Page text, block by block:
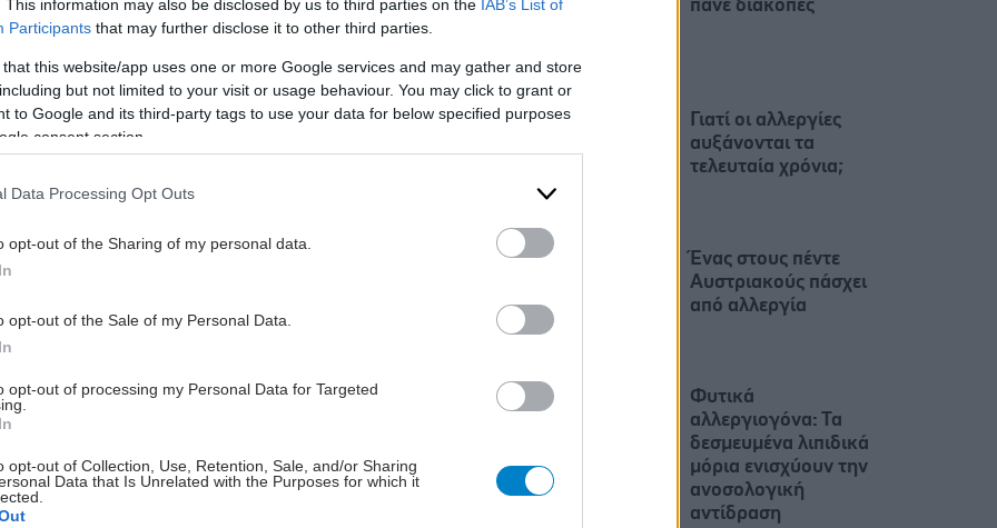
This information may also be disclosed by us to third parties on the IAB’s List of
Participants that may further disclose it to other third parties.
that this website/app uses one or more Google services and may gather and store
but not limited to your visit or usage behaviour. You may click to grant or
to Google and its third-party tags to use your data for below specified purposes
consent section.
Data Processing Opt Outs
opt-out of the Sharing of my personal data.
opt-out of the Sale of my Personal Data.
opt-out of processing my Personal Data for Targeted
opt-out of Collection, Use, Retention, Sale, and/or Sharing
Data that Is Unrelated with the Purposes for which it
υγειονομικής περίθαλψης να παρακολουθεί ένα
να χρησιμοποιεί το Omalizumab.
5.000 δολ. το μήνα για τους ενήλικες.
έχει ήδη εγκριθεί από τον FDA για τη
κνίδωσης και χρόνιας ρινοκολπίτιδας με
χορηγείται με ένεση κάθε δύο ή τέσσερις
ότι βοηθά ορισμένους ανθρώπους να ανέχονται τα
οποία είναι αλλεργικοί, σύμφωνα με μια μελέτη που
Νοσημάτων.
με 168 ασθενείς που ήταν αλλεργικοί στα φιστίκια
πάνε διακοπές
Γιατί οι αλλεργίες
αυξάνονται τα
τελευταία χρόνια;
Ένας στους πέντε
Αυστριακούς πάσχει
από αλλεργία
Φυτικά
αλλεργιογόνα: Τα
δεσμευμένα λιπιδικά
μόρια ενισχύουν την
ανοσολογική
αντίδραση